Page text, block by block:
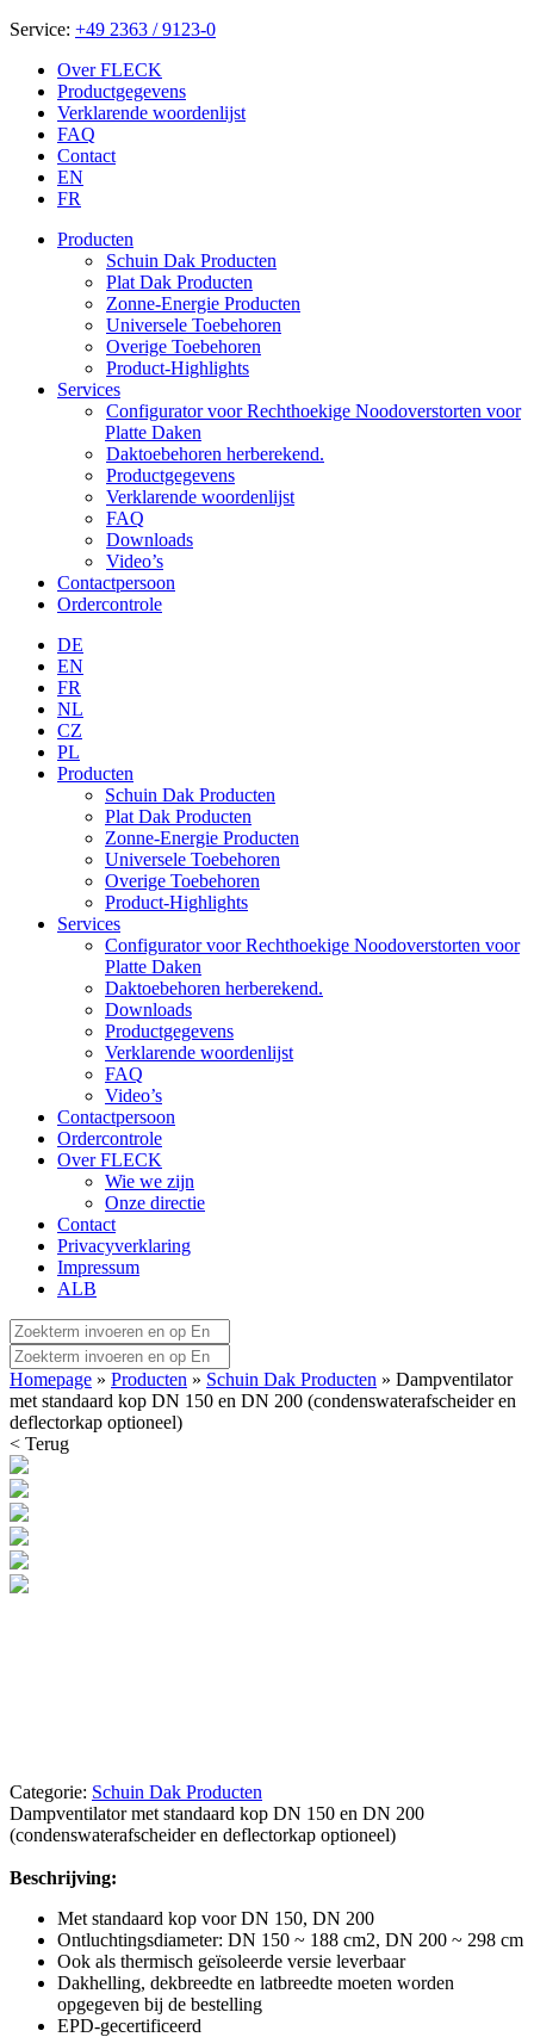
Service: +49 2363 / 9123-0
Over FLECK
Productgegevens
Verklarende woordenlijst
FAQ
Contact
EN
FR
Producten
Schuin Dak Producten
Plat Dak Producten
Zonne-Energie Producten
Universele Toebehoren
Overige Toebehoren
Product-Highlights
Services
Configurator voor Rechthoekige Noodoverstorten voor
Platte Daken
Daktoebehoren herberekend.
Productgegevens
Verklarende woordenlijst
FAQ
Downloads
Video’s
Contactpersoon
Ordercontrole
DE
EN
FR
NL
CZ
PL
Producten
Schuin Dak Producten
Plat Dak Producten
Zonne-Energie Producten
Universele Toebehoren
Overige Toebehoren
Product-Highlights
Services
Configurator voor Rechthoekige Noodoverstorten voor
Platte Daken
Daktoebehoren herberekend.
Downloads
Productgegevens
Verklarende woordenlijst
FAQ
Video’s
Contactpersoon
Ordercontrole
Over FLECK
Wie we zijn
Onze directie
Contact
Privacyverklaring
Impressum
ALB
Homepage » Producten » Schuin Dak Producten » Dampventilator
met standaard kop DN 150 en DN 200 (condenswaterafscheider en
deflectorkap optioneel)
< Terug
Categorie: Schuin Dak Producten
Dampventilator met standaard kop DN 150 en DN 200
(condenswaterafscheider en deflectorkap optioneel)
Beschrijving:
Met standaard kop voor DN 150, DN 200
Ontluchtingsdiameter: DN 150 ~ 188 cm2, DN 200 ~ 298 cm
Ook als thermisch geïsoleerde versie leverbaar
Dakhelling, dekbreedte en latbreedte moeten worden
opgegeven bij de bestelling
EPD-gecertificeerd